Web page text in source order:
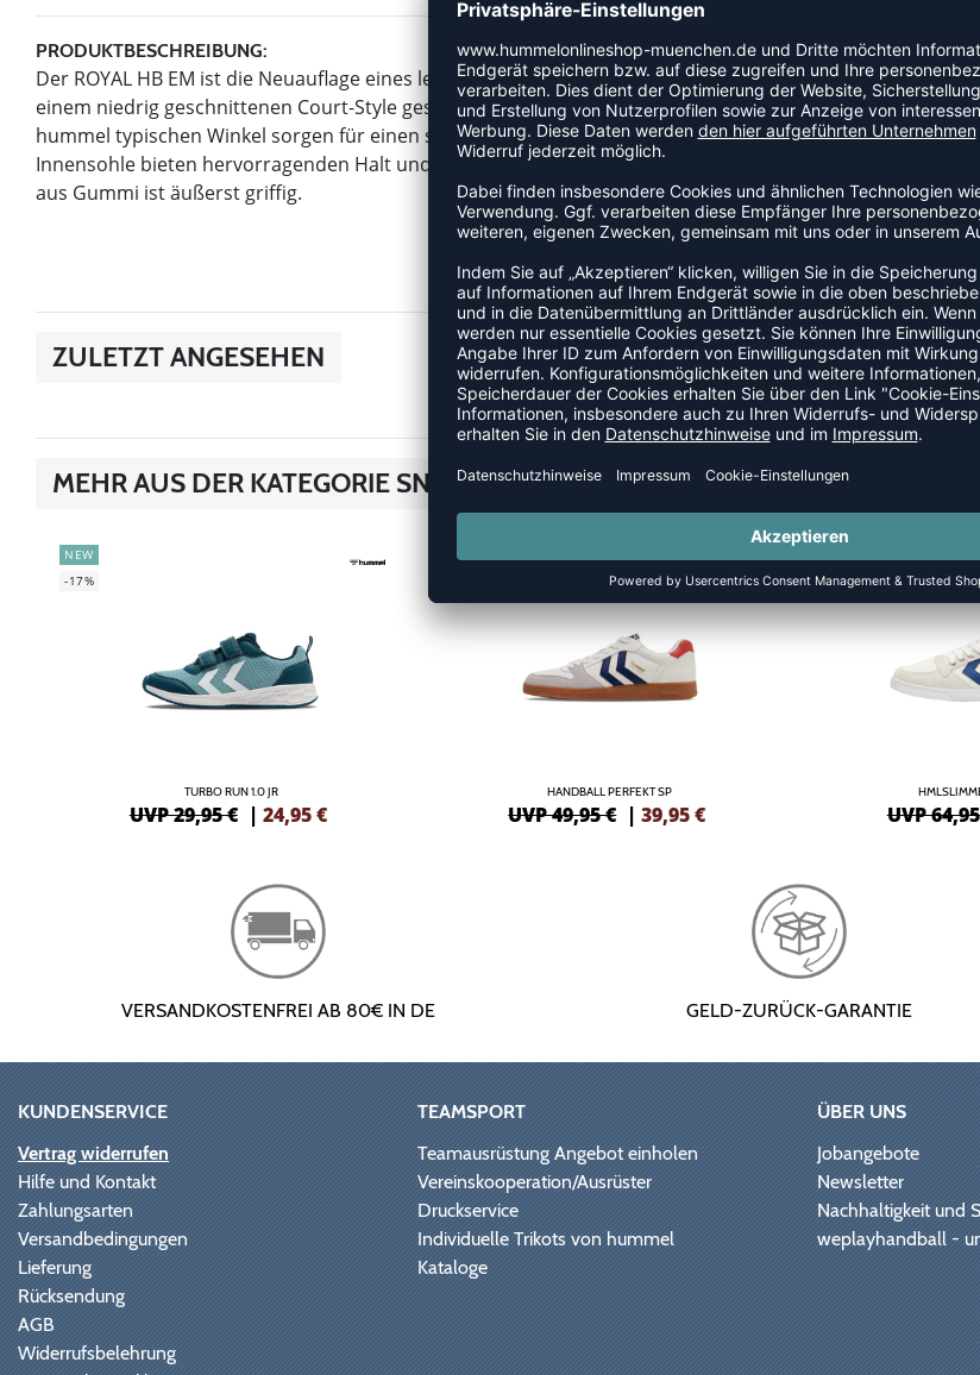
PRODUKTBESCHREIBUNG:
Der ROYAL HB EM ist die Neuauflage eines legendären Modells der Handball-Europameisterschaft 1994.
einem niedrig geschnittenen Court-Style gestaltet. Das Obermaterial aus beschichtetem Leder und die
hummel typischen Winkel sorgen für einen stylishen Look. Die EVA-Zwischensohle und die Ortholite®-
Innensohle bieten hervorragenden Halt und ausgezeichnete Dämpfung und die strapazierfähige
aus Gummi ist äußerst griffig.
ZULETZT ANGESEHEN
MEHR AUS DER KATEGORIE SNEAKER
NEW
-17%
TURBO RUN 1.0 JR
UVP 29,95 € | 24,95€
NEW
HANDBALL PERFEKT SP
UVP 49,95 € |39,95€
-13%
UVP
VERSANDKOSTENFREI AB 80€ IN DE GELD-ZURÜCK-GARANTIE
KUNDENSERVICE
Vertrag widerrufen
Hilfe und Kontakt
Zahlungsarten
Versandbedingungen
Lieferung
Rücksendung
AGB
Widerrufsbelehrung
TEAMSPORT
Teamausrüstung Angebot einholen
Vereinskooperation/Ausrüster
Druckservice
Individuelle Trikots von hummel
Kataloge
ÜBER UNS
Jobangebote
Newsletter
Nachhaltigkeit und
weplayhandball -